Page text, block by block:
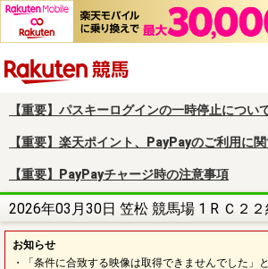
【重要】パスキーログインの一時停止につい
【重要】楽天ポイント、PayPayのご利用に
【重要】PayPayチャージ時の注意事項
2026年03月30日 笠松 競馬場 1 R Ｃ
お知らせ
・「条件に合致する映像は取得できませんでした」